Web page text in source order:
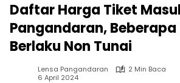
Daftar Harga Tiket
Pangandaran, Beberapa
Berlaku Non Tunai
Lensa Pangandaran
2 Min Baca
6 April 2024